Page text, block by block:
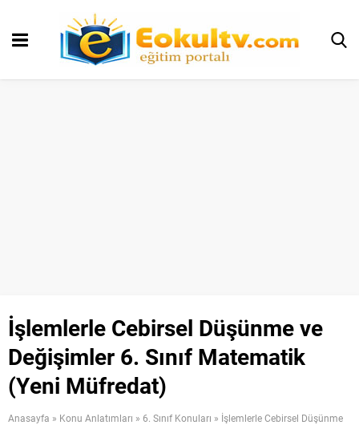
İşlemlerle Cebirsel Düşünme ve
Değişimler 6. Sınıf Matematik
(Yeni Müfredat)
Anasayfa » Konu Anlatımları » 6. Sınıf Konuları » İşlemlerle Cebirsel Düşünme